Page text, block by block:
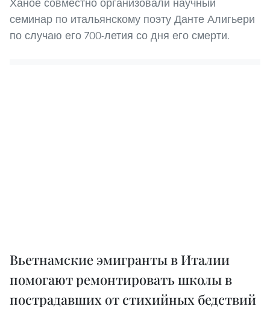
Ханое совместно организовали научный
семинар по итальянскому поэту Данте Алигьери
по случаю его 700-летия со дня его смерти.
Вьетнамские эмигранты в Италии
помогают ремонтировать школы в
пострадавших от стихийных бедствий